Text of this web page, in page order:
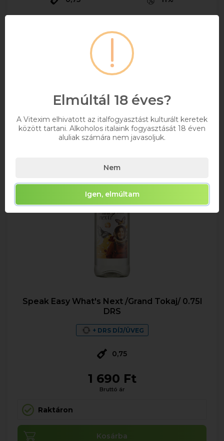
Bruttó ár
Speak Easy What's Next /Grand Tokaj/ 0.75l
DRS
+ DRS DÍJ/ÜVEG
0,75
1 690 Ft
Bruttó ár
Raktáron
Kosárba
Elmúltál 18 éves?
A Vitexim elhivatott az italfogyasztást kulturált keretek
között tartani. Alkoholos italaink fogyasztását 18 éven
aluliak számára nem javasoljuk.
Nem
Igen, elmúltam